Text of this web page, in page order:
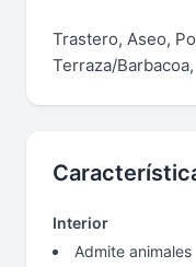
Trastero, Aseo,
Terraza/Barbacoa,
Interior
Admite animales